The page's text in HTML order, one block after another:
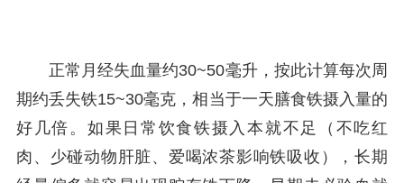
正常月经失血量约30~50毫升，按此计算每次周
期约丢失铁15~30毫克，相当于一天膳食铁摄入量的
好几倍。如果日常饮食铁摄入本就不足（不吃红
肉、少碰动物肝脏、爱喝浓茶影响铁吸收），长期